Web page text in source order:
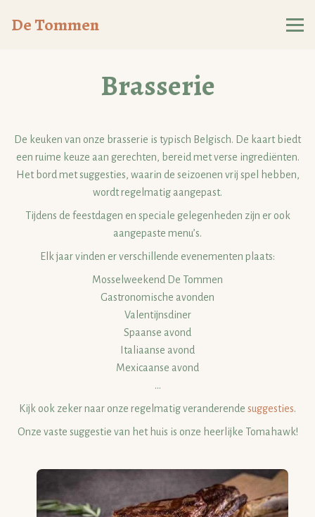
De Tommen
Brasserie
De keuken van onze brasserie is typisch Belgisch. De kaart biedt
een ruime keuze aan gerechten, bereid met verse ingrediënten.
Het bord met suggesties, waarin de seizoenen vrij spel hebben,
wordt regelmatig aangepast.
Tijdens de feestdagen en speciale gelegenheden zijn er ook
aangepaste menu’s.
Elk jaar vinden er verschillende evenementen plaats:
Mosselweekend De Tommen
Gastronomische avonden
Valentijnsdiner
Spaanse avond
Italiaanse avond
Mexicaanse avond
…
Kijk ook zeker naar onze regelmatig veranderende suggesties.
Onze vaste suggestie van het huis is onze heerlijke Tomahawk!